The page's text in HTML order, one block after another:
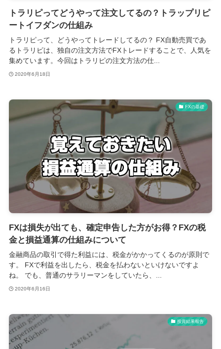
トラリピってどうやって注文してるの？トラップリピ
ートイフダンの仕組み
トラリピって、どうやってトレードしてるの？ FX自動売買であ
るトラリピは、独自の注文方法でFXトレードすることで、人気を
集めています。今回はトラリピの注文方法の仕...
2020年6月18日
FXの基礎
FXは損失が出ても、確定申告した方がお得？FXの税
金と損益通算の仕組みについて
金融商品の取引で得た利益には、税金がかかってくるのが原則で
す。 FXで利益を出したら、税金を払わないといけないですよ
ね。 でも、普通のサラリーマンをしていたら、...
2020年6月16日
投資結果報告